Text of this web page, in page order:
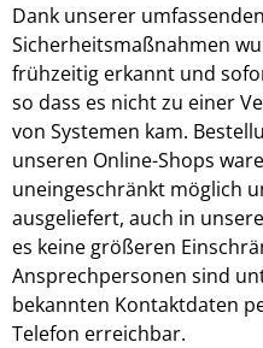
Dank unserer umfassenden
Sicherheitsmaßnahmen
frühzeitig erkannt und
so dass es nicht zu einer
von Systemen kam.
unseren Online-Shops
uneingeschränkt möglich
ausgeliefert, auch in
es keine größeren
Ansprechpersonen sind
bekannten Kontaktdaten
Telefon erreichbar.